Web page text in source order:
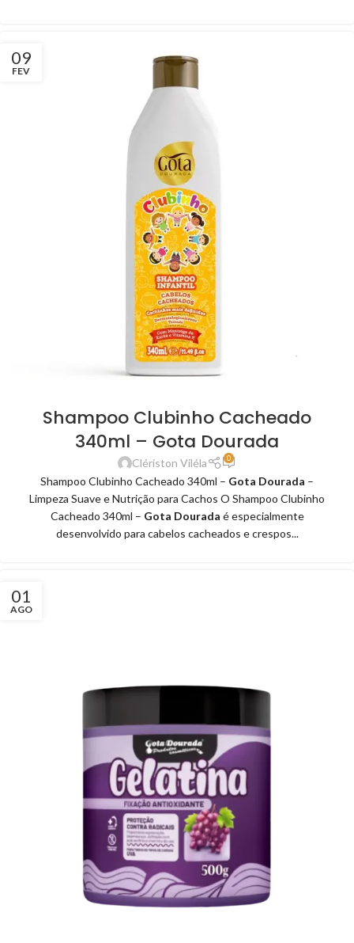
09
FEV
Shampoo Clubinho Cacheado
340ml – Gota Dourada
Clériston Viléla 0
Shampoo Clubinho Cacheado 340ml – Gota Dourada –
Limpeza Suave e Nutrição para Cachos O Shampoo Clubinho
Cacheado 340ml – Gota Dourada é especialmente
desenvolvido para cabelos cacheados e crespos...
01
AGO